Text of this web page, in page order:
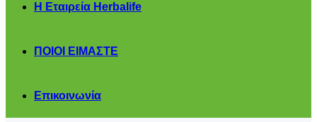
Η Εταιρεία Herbalife
ΠΟΙΟΙ ΕΙΜΑΣΤΕ
Επικοινωνία